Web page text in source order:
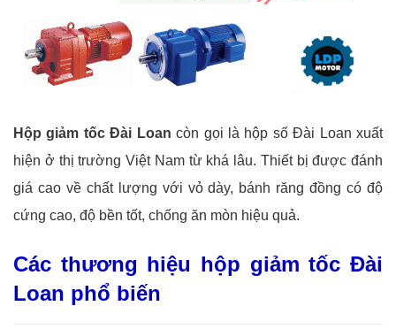
Hộp giảm tốc Đài Loan còn gọi là hộp số Đài Loan xuất
hiện ở thị trường Việt Nam từ khá lâu. Thiết bị được đánh
giá cao về chất lượng với vỏ dày, bánh răng đồng có độ
cứng cao, độ bền tốt, chống ăn mòn hiệu quả.
Các thương hiệu hộp giảm tốc Đài
Loan phổ biến